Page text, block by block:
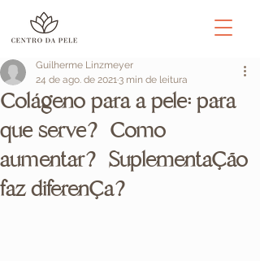
Colágeno para a pele: para
que serve? Como
aumentar? Suplementação
faz diferença?
Guilherme Linzmeyer
24 de ago. de 20213 min de leitura